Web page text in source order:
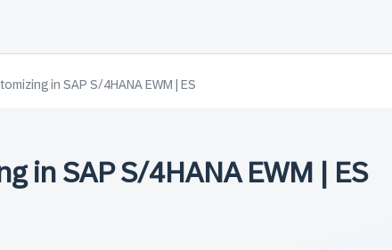
in SAP S/4HANA EWM | ES
in SAP S/4HANA EWM | ES